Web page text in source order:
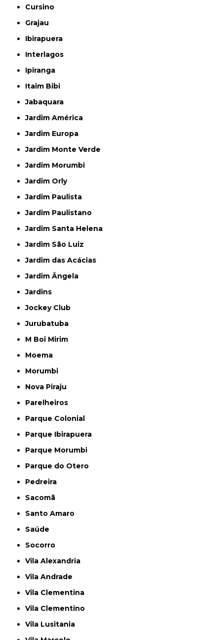
Cursino
Grajau
Ibirapuera
Interlagos
Ipiranga
Itaim Bibi
Jabaquara
Jardim América
Jardim Europa
Jardim Monte Verde
Jardim Morumbi
Jardim Orly
Jardim Paulista
Jardim Paulistano
Jardim Santa Helena
Jardim São Luiz
Jardim das Acácias
Jardim Ângela
Jardins
Jockey Club
Jurubatuba
M Boi Mirim
Moema
Morumbi
Nova Piraju
Parelheiros
Parque Colonial
Parque Ibirapuera
Parque Morumbi
Parque do Otero
Pedreira
Sacomã
Santo Amaro
Saúde
Socorro
Vila Alexandria
Vila Andrade
Vila Clementina
Vila Clementino
Vila Lusitania